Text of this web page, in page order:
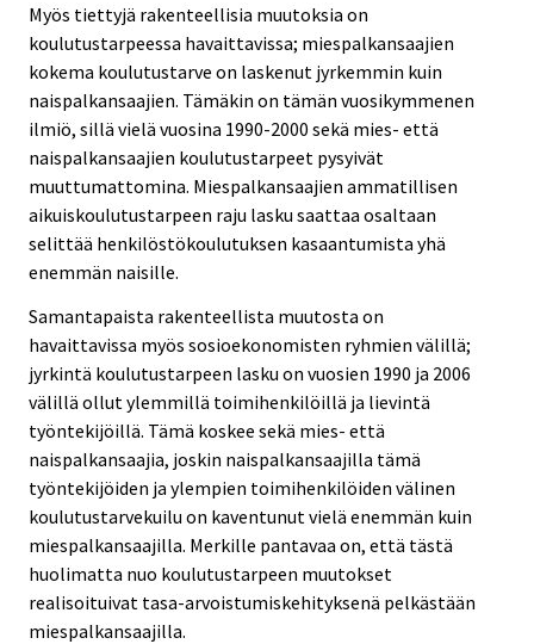
Myös tiettyjä rakenteellisia muutoksia on
koulutustarpeessa havaittavissa; miespalkansaajien
kokema koulutustarve on laskenut jyrkemmin kuin
naispalkansaajien. Tämäkin on tämän vuosikymmenen
ilmiö, sillä vielä vuosina 1990-2000 sekä mies- että
naispalkansaajien koulutustarpeet pysyivät
muuttumattomina. Miespalkansaajien ammatillisen
aikuiskoulutustarpeen raju lasku saattaa osaltaan
selittää henkilöstökoulutuksen kasaantumista yhä
enemmän naisille.
Samantapaista rakenteellista muutosta on
havaittavissa myös sosioekonomisten ryhmien välillä;
jyrkintä koulutustarpeen lasku on vuosien 1990 ja 2006
välillä ollut ylemmillä toimihenkilöillä ja lievintä
työntekijöillä. Tämä koskee sekä mies- että
naispalkansaajia, joskin naispalkansaajilla tämä
työntekijöiden ja ylempien toimihenkilöiden välinen
koulutustarvekuilu on kaventunut vielä enemmän kuin
miespalkansaajilla. Merkille pantavaa on, että tästä
huolimatta nuo koulutustarpeen muutokset
realisoituivat tasa-arvoistumiskehityksenä pelkästään
miespalkansaajilla.